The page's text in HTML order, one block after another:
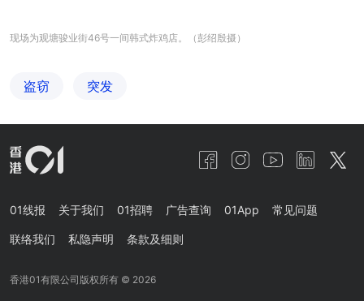
现场为观塘骏业街46号一间韩式炸鸡店。（彭绍殷摄）
盗窃 突发
01线报 关于我们 01招聘 广告查询 01App 常见问题
联络我们 私隐声明 条款及细则
香港01有限公司版权所有 © 2026